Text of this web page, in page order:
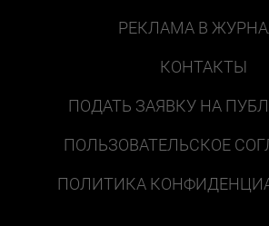
РЕКЛАМА В
КОНТАКТЫ
ПОДАТЬ ЗАЯВКУ НА
ПОЛЬЗОВАТЕЛЬСКОЕ
ПОЛИТИКА